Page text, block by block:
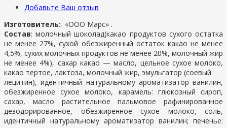
Добавьте Ваш отзыв
Изготовитель: «ООО Марс» .
Состав: молочный шоколад(какао продуктов сухого остатка
не менее 27%, сухой обезжиренный остаток какао не менее
4,5%, сухих молочных продуктов не менее 20%, молочный жир
не менее 4%), сахар какао — масло, цельное сухое молоко,
какао тертое, лактоза, молочный жир, эмульгатор (соевый
лецитин), идентичный натуральному ароматизатор ванилин,
обезжиренное сухое молоко, карамель: глюкозный сироп,
сахар, масло растительное пальмовое рафинированное
дезодорированное, обезжиренное сухое молоко, соль,
идентичный натуральному ароматизатор ванилин; печенье: